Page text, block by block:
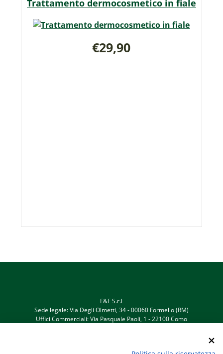
Trattamento dermocosmetico in fiale
€29,90
F&F S.r.l
Sede legale: Via Degli Olmetti, 34 - 00060 Formello (RM)
Uffici Commerciali: Via Pasquale Paoli, 1 - 22100 Como